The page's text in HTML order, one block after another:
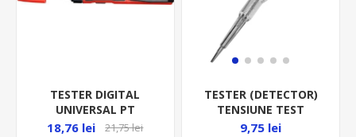
TESTER DIGITAL
UNIVERSAL PT
TENSIUNE 70-1000VCA
18,76 lei 21,75 lei
TESTER (DETECTOR)
TENSIUNE TEST
PREZENTA, INDUCTIE,
9,75 lei